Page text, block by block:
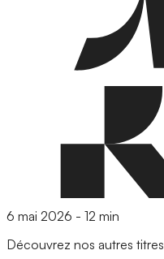
6 mai 2026 - 12 min
Découvrez nos autres titres